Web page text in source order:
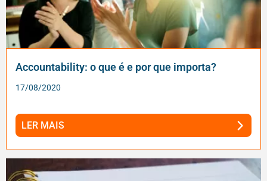
Accountability: o que é e por que importa?
17/08/2020
LER MAIS